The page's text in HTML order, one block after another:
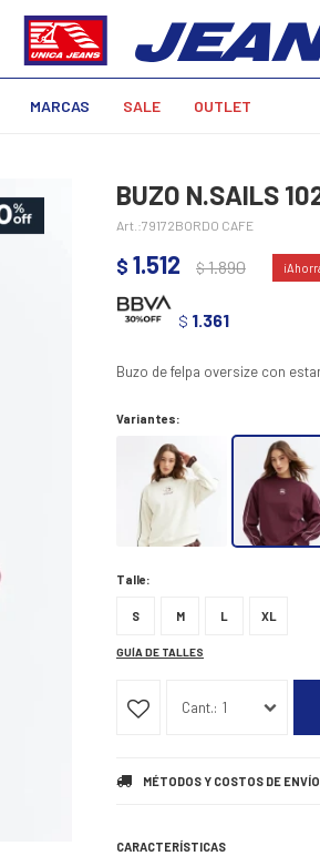
MARCAS SALE OUTLET
BUZO N.SAILS
79172BORDO CAFE
$ 1.512 $1.890
$ 1.361
Buzo de felpa oversize con
Variantes:
Talle:
S M L XL
GUÍA DE TALLES
1
MÉTODOS Y COSTOS DE ENVÍO
CARACTERÍSTICAS